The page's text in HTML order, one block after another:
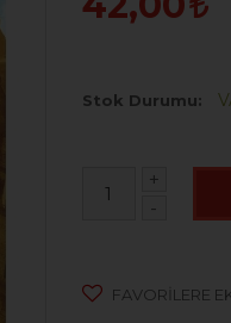
Stok Durumu
+
-
FAVORILERE